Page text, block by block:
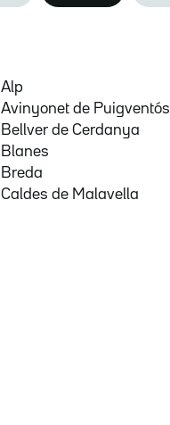
Alp
Avinyonet de Puigventós
Bellver de Cerdanya
Blanes
Breda
Caldes de Malavella